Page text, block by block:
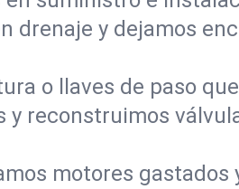
drenaje y dejamos
o llaves de paso
reconstruimos
motores gastados